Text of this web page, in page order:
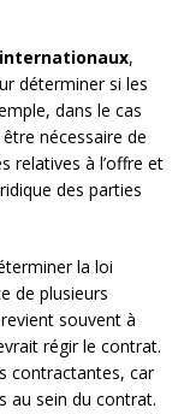
,
déterminer si les
dans le cas
nécessaire de
relatives à l’offre et
des parties
la loi
de plusieurs
souvent à
régir le contrat.
contractantes, car
au sein du contrat.